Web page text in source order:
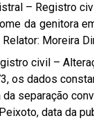
– Registro
da genitora
Moreira
civil –
os dados
da separação
data da